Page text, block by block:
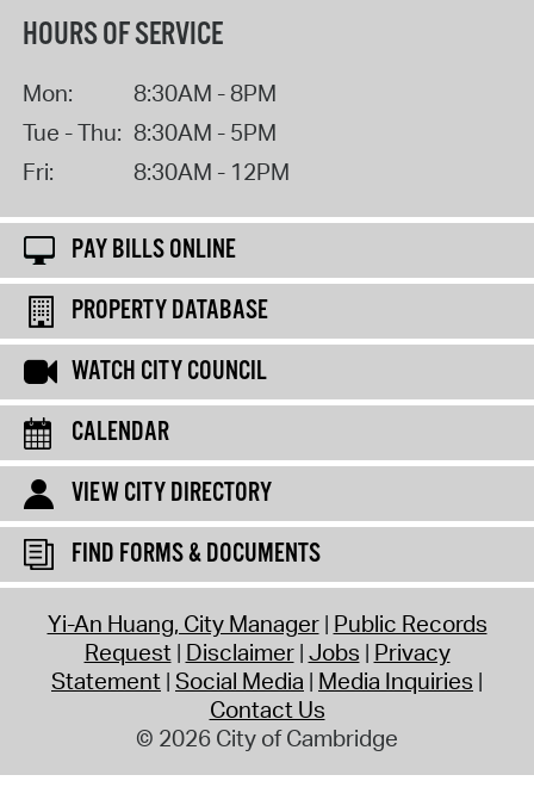
HOURS OF SERVICE
Mon:
8:30AM - 8PM
Tue - Thu: 8:30AM - 5PM
Fri:
8:30AM - 12PM
PAY BILLS ONLINE
PROPERTY DATABASE
WATCH CITY COUNCIL
CALENDAR
VIEW CITY DIRECTORY
FIND FORMS & DOCUMENTS
Yi-An Huang, City Manager Public Records
Request Disclaimer Jobs Privacy
Statement Social Media Media Inquiries
Contact Us
© 2026 City of Cambridge